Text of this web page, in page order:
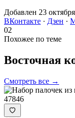
Добавлен 23
ВКонтакте · Дзен ·
02
Похожее по теме
Восточная
Смотреть все →
47846